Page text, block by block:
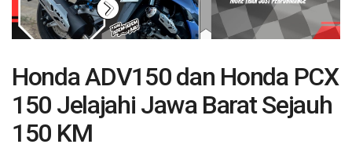
Honda ADV150 dan Honda PCX
150 Jelajahi Jawa Barat Sejauh
150 KM